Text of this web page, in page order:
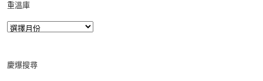
重溫庫
慶爆搜尋